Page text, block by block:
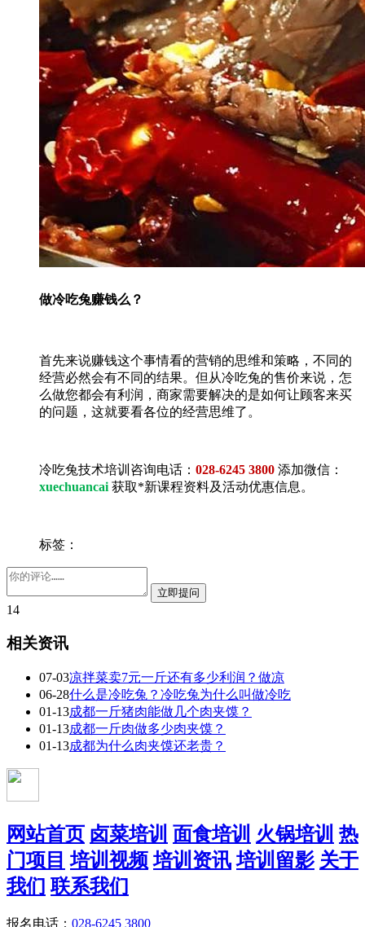
做冷吃兔赚钱么？
首先来说赚钱这个事情看的营销的思维和策略，不同的
经营必然会有不同的结果。但从冷吃兔的售价来说，怎
么做您都会有利润，商家需要解决的是如何让顾客来买
的问题，这就要看各位的经营思维了。
冷吃兔技术培训咨询电话： 028-6245 3800 添加微信：
xuechuancai 获取*新课程资料及活动优惠信息。
标签：
14
相关资讯
07-03凉拌菜卖7元一斤还有多少利润？做凉
06-28什么是冷吃兔？冷吃兔为什么叫做冷吃
01-13成都一斤猪肉能做几个肉夹馍？
01-13成都一斤肉做多少肉夹馍？
01-13成都为什么肉夹馍还老贵？
网站首页 卤菜培训 面食培训 火锅培训 热
门项目 培训视频 培训资讯 培训留影 关于
我们 联系我们
报名电话： 028-6245 3800